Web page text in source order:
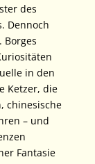
des
Dennoch
Borges
in den
Ketzer, die
chinesische
– und
Fantasie